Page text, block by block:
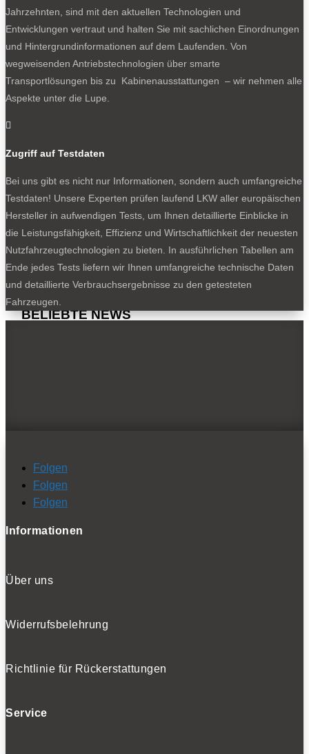
Ich akzeptiere dieDatenschutzbestimmungen
Folgen
Folgen
Folgen
- Werbung -
BELIEBTE NEWS
Jahrzehnten, sind mit den aktuellen Technologien und
Entwicklungen vertraut und halten Sie mit sachlichen Einordnungen
und Hintergrundinformationen auf dem Laufenden. Von
wegweisenden Antriebstechnologien über smarte
Transportlösungen bis zu Kabinenausstattungen – wir nehmen alle
Aspekte unter die Lupe.

Zugriff auf Testdaten
Bei uns gibt es nicht nur Informationen, sondern auch umfangreiche
Testdaten! Unsere Experten prüfen laufend LKW aller europäischen
Hersteller in aufwendigen Tests, um Ihnen detaillierte Einblicke in
die Leistungsfähigkeit, Effizienz und Wirtschaftlichkeit der neuesten
Nutzfahrzeugtechnologien zu bieten. In ausführlichen Tabellen am
Ende jedes Tests liefern wir Ihnen umfangreiche technische Daten
und detaillierte Verbrauchsergebnisse zu den getesteten
Fahrzeugen.
Folgen
Folgen
Folgen
Informationen
Über uns
Widerrufsbelehrung
Richtlinie für Rückerstattungen
Service